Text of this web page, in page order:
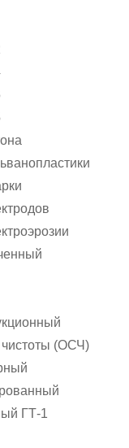
(ОСЧ)
ГТ-1